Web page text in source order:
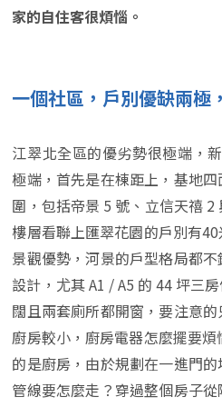
家的自住客很煩惱 。
一個社區，戶別優缺兩極
江翠北全區的優劣勢很極端，
極端，首先是在棟距上，基地
圍，包括帝景 5 號、立信天禧
樓層看聯上匯翠花園的戶別有
景觀優勢，河景的戶型格局都
設計，尤其 A1 / A5 的 44 坪三
闊且兩套廁所都開窗，要注意
廚房較小，廚房電器怎麼擺要
的是廚房，由於規劃在一進門
管線要怎麼走？穿過整個房子